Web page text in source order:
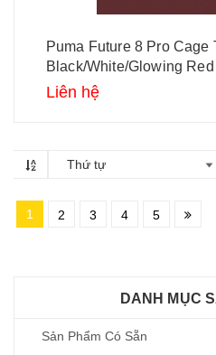
Puma Future 8 Pro Cage
Black/White/Glowing
Liên hệ
Thứ tự
1 2 3 4 5
DANH MỤC
Sản Phẩm Có Sẵn